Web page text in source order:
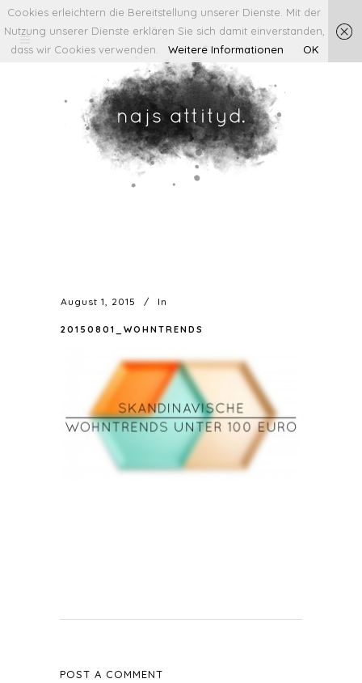
August 1, 2015 In
20150801_WOHNTRENDS
POST A COMMENT
Cookies erleichtern die Bereitstellung unserer Dienste. Mit der
Nutzung unserer Dienste erklären Sie sich damit einverstanden,
dass wir Cookies verwenden.
Weitere Informationen OK